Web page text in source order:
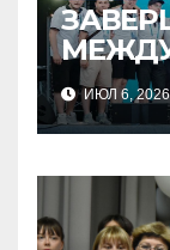
2026»
ИЮЛ 6, 2026